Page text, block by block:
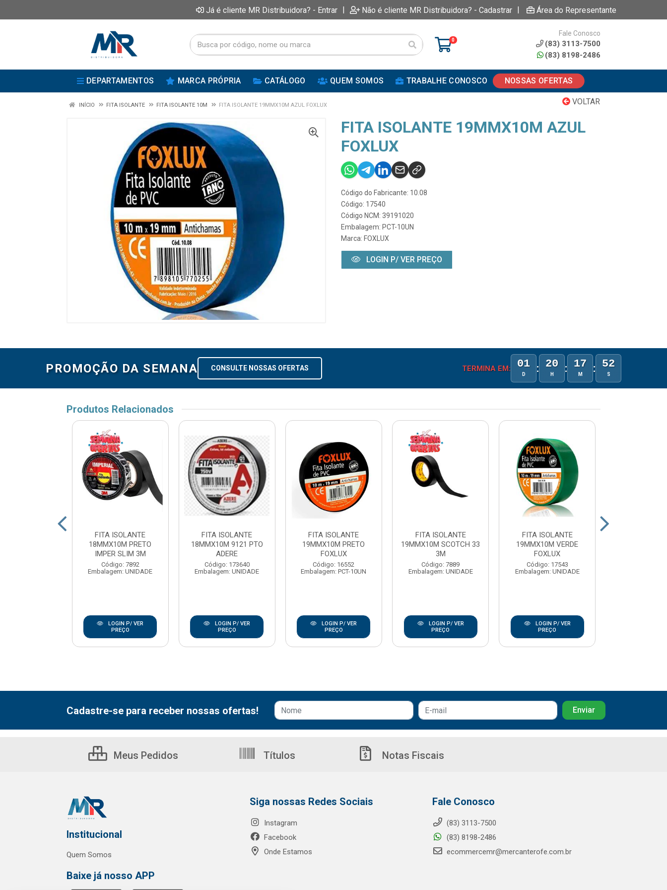
Já é cliente MR Distribuidora? - Entrar | Não é cliente MR Distribuidora? - Cadastrar | Área do Representante
0
Fale Conosco
(83) 3113-7500
(83) 8198-2486
DEPARTAMENTOS MARCA PRÓPRIA CATÁLOGO QUEM SOMOS TRABALHE CONOSCO NOSSAS OFERTAS
VOLTAR
INÍCIO FITA ISOLANTE FITA ISOLANTE 10M FITA ISOLANTE 19MMX10M AZUL FOXLUX
FITA ISOLANTE 19MMX10M AZUL
FOXLUX
Código do Fabricante: 10.08
Código: 17540
Código NCM: 39191020
Embalagem: PCT-10UN
Marca: FOXLUX
LOGIN P/ VER PREÇO
PROMOÇÃO DA SEMANA CONSULTE NOSSAS OFERTAS TERMINA EM: 01
D : 20
H : 17
M : 52
S
Produtos Relacionados
FITA ISOLANTE
18MMX10M PRETO
IMPER SLIM 3M
Código: 7892
Embalagem: UNIDADE
LOGIN P/ VER
PREÇO
FITA ISOLANTE
18MMX10M 9121 PTO
ADERE
Código: 173640
Embalagem: UNIDADE
LOGIN P/ VER
PREÇO
FITA ISOLANTE
19MMX10M PRETO
FOXLUX
Código: 16552
Embalagem: PCT-10UN
LOGIN P/ VER
PREÇO
FITA ISOLANTE
19MMX10M SCOTCH 33
3M
Código: 7889
Embalagem: UNIDADE
LOGIN P/ VER
PREÇO
FITA ISOLANTE
19MMX10M VERDE
FOXLUX
Código: 17543
Embalagem: UNIDADE
LOGIN P/ VER
PREÇO
Cadastre-se para receber nossas ofertas!
Meus Pedidos Títulos Notas Fiscais
Institucional
Quem Somos
Baixe já nosso APP
Siga nossas Redes Sociais
Instagram
Facebook
Onde Estamos
Fale Conosco
(83) 3113-7500
(83) 8198-2486
ecommercemr@mercanterofe.com.br